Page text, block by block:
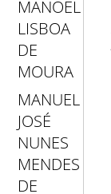
MANOEL
LISBOA
DE
MOURA
MANUEL
JOSÉ
NUNES
MENDES
DE